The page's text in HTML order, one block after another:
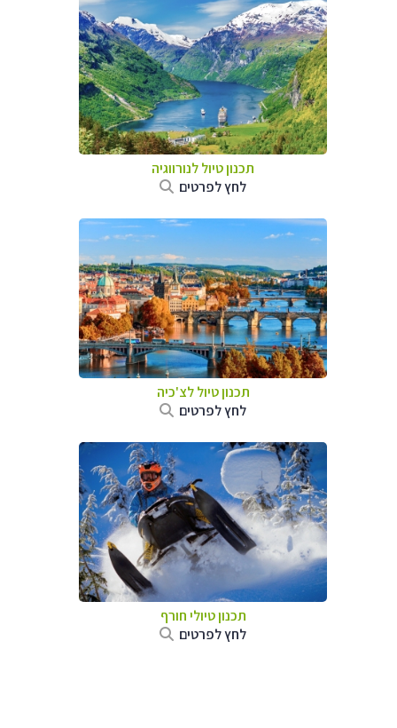
תכנון טיול לנורווגיה
לחץ לפרטים
תכנון טיול לצ'כיה
לחץ לפרטים
תכנון טיולי חורף
לחץ לפרטים